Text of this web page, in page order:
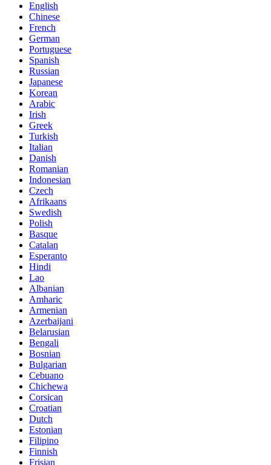
English
Chinese
French
German
Portuguese
Spanish
Russian
Japanese
Korean
Arabic
Irish
Greek
Turkish
Italian
Danish
Romanian
Indonesian
Czech
Afrikaans
Swedish
Polish
Basque
Catalan
Esperanto
Hindi
Lao
Albanian
Amharic
Armenian
Azerbaijani
Belarusian
Bengali
Bosnian
Bulgarian
Cebuano
Chichewa
Corsican
Croatian
Dutch
Estonian
Filipino
Finnish
Frisian